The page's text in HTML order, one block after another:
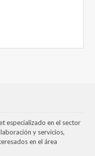
especializado en el sector
y servicios,
en el área